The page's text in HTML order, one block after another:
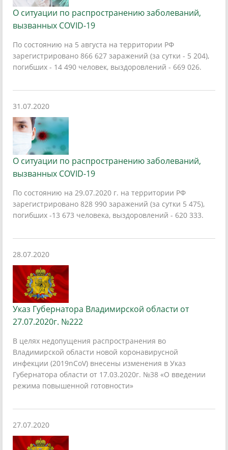
О ситуации по распространению заболеваний,
вызванных COVID-19
По состоянию на 5 августа на территории РФ
зарегистрировано 866 627 заражений (за сутки - 5 204),
погибших - 14 490 человек, выздоровлений - 669 026.
31.07.2020
О ситуации по распространению заболеваний,
вызванных COVID-19
По состоянию на 29.07.2020 г. на территории РФ
зарегистрировано 828 990 заражений (за сутки 5 475),
погибших -13 673 человека, выздоровлений - 620 333.
28.07.2020
Указ Губернатора Владимирской области от
27.07.2020г. №222
В целях недопущения распространения во
Владимирской области новой коронавирусной
инфекции (2019nCoV) внесены изменения в Указ
Губернатора области от 17.03.2020г. №38 «О введении
режима повышенной готовности»
27.07.2020